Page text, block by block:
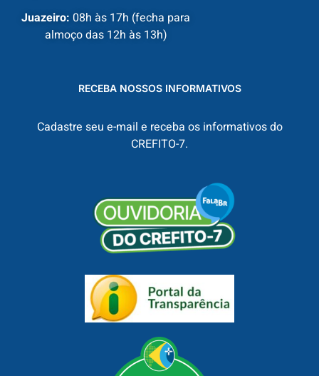
Juazeiro: 08h às 17h (fecha para
almoço das 12h às 13h)
RECEBA NOSSOS INFORMATIVOS
Cadastre seu e-mail e receba os informativos do
CREFITO-7.